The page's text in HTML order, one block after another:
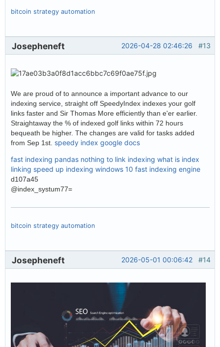
bitcoin strategy automation
#13
2026-04-28 02:46:26
Josepheneft
We are proud of to announce a important advance to our
indexing service, straight off SpeedyIndex indexes your golf
links faster and Sir Thomas More efficiently than e'er earlier.
Straightaway the % of indexed golf links within 72 hours
bequeath be higher. The changes are valid for tasks added
from Sep 1st. speedy index google docs
fast indexing pandas nothing to link indexing what is index
linking speed up indexing windows 10 fast indexing engine
d107a45
@index_systum77=
bitcoin strategy automation
#14
2026-05-01 00:06:42
Josepheneft